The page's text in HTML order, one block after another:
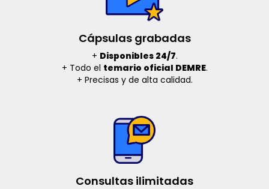
Cápsulas grabadas
+ Disponibles 24/7.
+ Todo el temario oficial DEMRE.
+ Precisas y de alta calidad.
Consultas ilimitadas